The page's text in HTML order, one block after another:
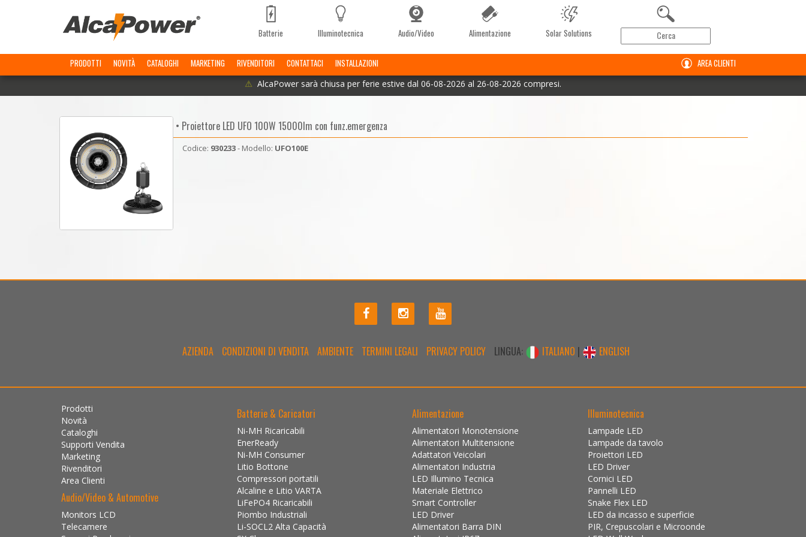
⚠ AlcaPower sarà chiusa per ferie estive dal 06-08-2026 al 26-08-2026 compresi.
Batterie Illuminotecnica Audio/Video Alimentazione Solar Solutions
PRODOTTI NOVITÀ CATALOGHI MARKETING RIVENDITORI CONTATTACI INSTALLAZIONI AREA CLIENTI
• Proiettore LED UFO 100W 15000lm con funz.emergenza
Codice: 930233- Modello: UFO100E
AZIENDA CONDIZIONI DI VENDITA AMBIENTE TERMINI LEGALI PRIVACY POLICY LINGUA: ITALIANO | ENGLISH
Prodotti
Novità
Cataloghi
Supporti Vendita
Marketing
Rivenditori
Area Clienti
Audio/Video & Automotive
Monitors LCD
Telecamere
Batterie & Caricatori
Ni-MH Ricaricabili
EnerReady
Ni-MH Consumer
Litio Bottone
Compressori portatili
Alcaline e Litio VARTA
LiFePO4 Ricaricabili
Piombo Industriali
Li-SOCL2 Alta Capacità
Alimentazione
Alimentatori Monotensione
Alimentatori Multitensione
Adattatori Veicolari
Alimentatori Industria
LED Illumino Tecnica
Materiale Elettrico
Smart Controller
LED Driver
Alimentatori Barra DIN
Illuminotecnica
Lampade LED
Lampade da tavolo
Proiettori LED
LED Driver
Cornici LED
Pannelli LED
Snake Flex LED
LED da incasso e superficie
PIR, Crepuscolari e Microonde